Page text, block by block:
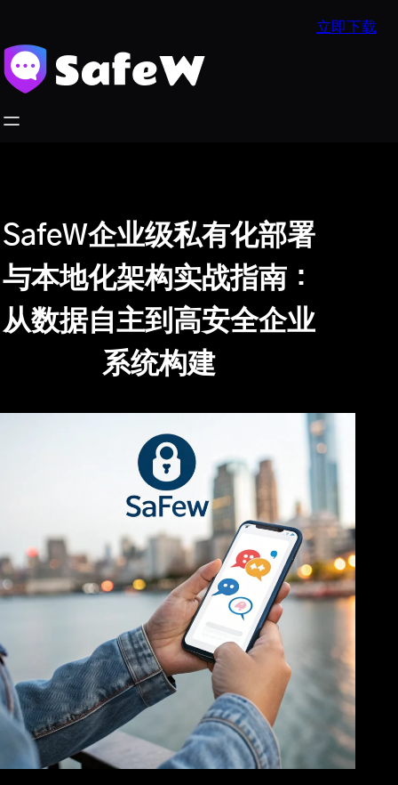
内
容
立即下载
SafeW企业级私有化部署
与本地化架构实战指南：
从数据自主到高安全企业
系统构建